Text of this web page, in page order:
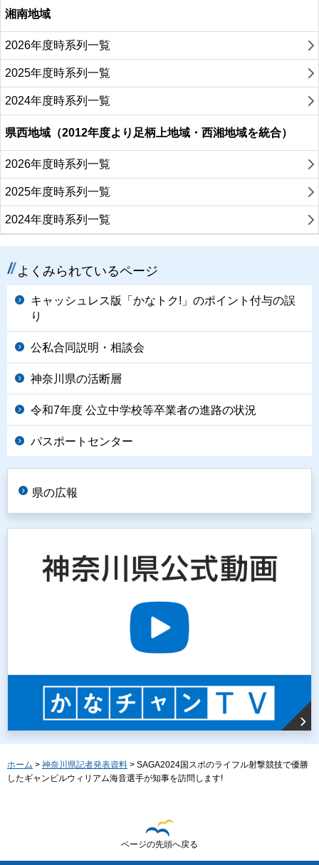
湘南地域
2026年度時系列一覧
2025年度時系列一覧
2024年度時系列一覧
県西地域（2012年度より足柄上地域・西湘地域を統合）
2026年度時系列一覧
2025年度時系列一覧
2024年度時系列一覧
よくみられているページ
キャッシュレス版「かなトク!」のポイント付与の誤
り
公私合同説明・相談会
神奈川県の活断層
令和7年度 公立中学校等卒業者の進路の状況
パスポートセンター
県の広報
ホーム > 神奈川県記者発表資料 > SAGA2024国スポのライフル射撃競技で優勝
したギャンビルウィリアム海音選手が知事を訪問します!
ページの先頭へ戻る